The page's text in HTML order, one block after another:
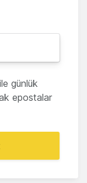
günlük
epostalar